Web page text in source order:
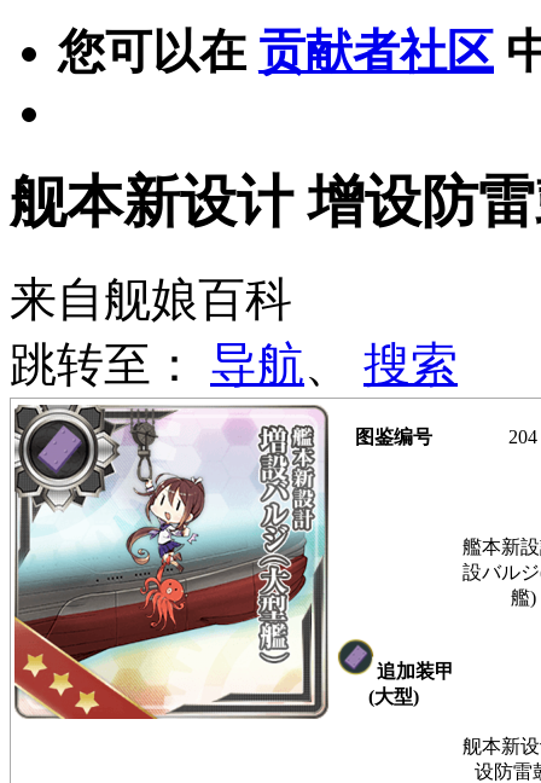
您可以在 贡献者社区
舰本新设计 增设防
来自舰娘百科
跳转至： 导航、 搜索
图鉴编号 204
追加装甲
(大型)
艦本新
設バル
艦)
舰本新
设防雷